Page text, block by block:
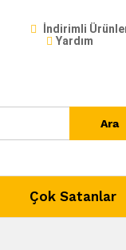
İndirimli
Yardım
Ara
Çok Satanlar